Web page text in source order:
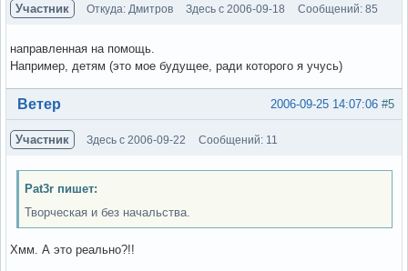
Участник Откуда: Дмитров Здесь с 2006-09-18 Сообщений: 85
направленная на помощь.
Например, детям (это мое будущее, ради которого я учусь)
Вне форума #5
2006-09-25 14:07:06
Ветер
Участник Здесь с 2006-09-22 Сообщений: 11
Pat3r пишет:
Творческая и без начальства.
Хмм. А это реально?!!